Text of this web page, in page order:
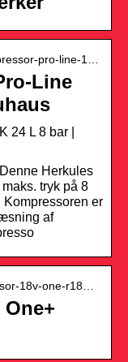
pro-line-1…
Line
24 L 8 bar |
Herkules
tryk på 8
Kompressoren er
af
18v-one-r18…